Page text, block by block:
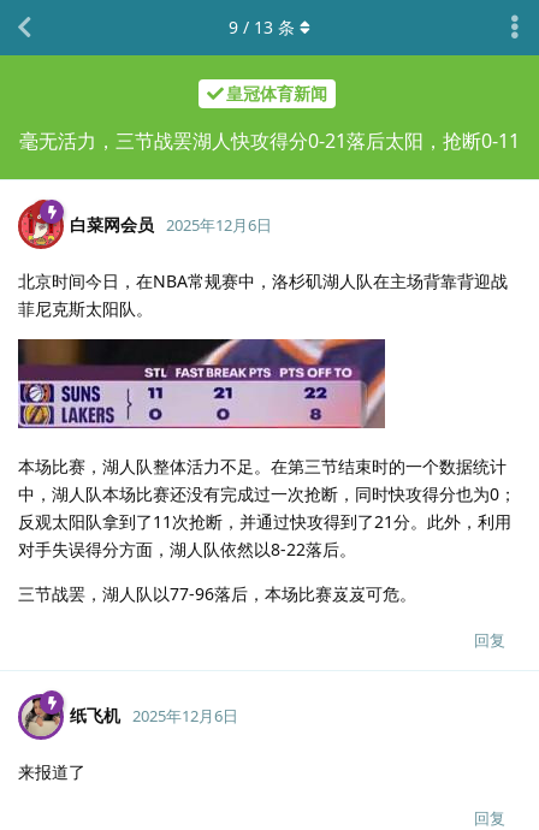
皇冠体育新闻
毫无活力，三节战罢湖人快攻得分0-21落后太阳，抢断0-11
9 / 13 条
白菜网会员 2025年12月6日
北京时间今日，在NBA常规赛中，洛杉矶湖人队在主场背靠背迎战
菲尼克斯太阳队。
本场比赛，湖人队整体活力不足。在第三节结束时的一个数据统计
中，湖人队本场比赛还没有完成过一次抢断，同时快攻得分也为0；
反观太阳队拿到了11次抢断，并通过快攻得到了21分。此外，利用
对手失误得分方面，湖人队依然以8-22落后。
三节战罢，湖人队以77-96落后，本场比赛岌岌可危。
回复
纸飞机 2025年12月6日
来报道了
回复